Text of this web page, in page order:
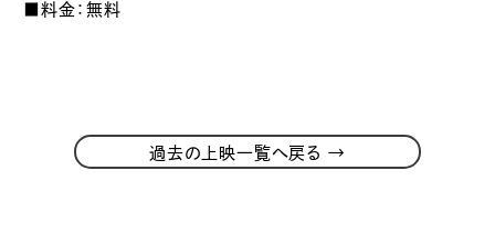
■料金：無料
過去の上映一覧へ戻る →